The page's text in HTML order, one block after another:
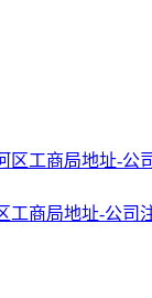
工商局地址-公司